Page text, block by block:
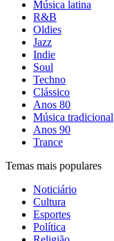
Música latina
R&B
Oldies
Jazz
Indie
Soul
Techno
Clássico
Anos 80
Música tradicional
Anos 90
Trance
Temas mais populares
Noticiário
Cultura
Esportes
Política